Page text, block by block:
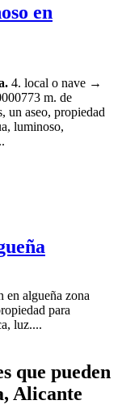
en
4. local o nave →
m. de
un aseo, propiedad
luminoso,
en algueña zona
para
luz....
que pueden
Alicante